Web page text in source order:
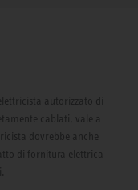
autorizzato di
cablati, vale a
dovrebbe anche
di fornitura elettrica